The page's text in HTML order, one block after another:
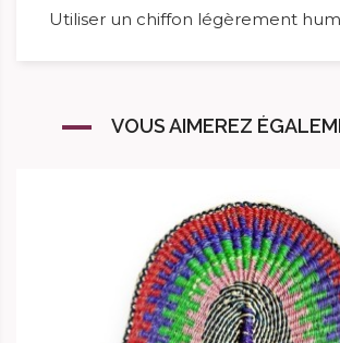
Utiliser un chiffon légèrement
VOUS AIMEREZ